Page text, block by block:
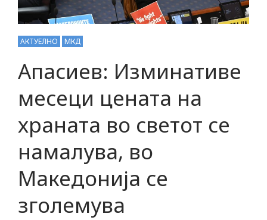
АКТУЕЛНО МКД
Апасиев: Изминативе
месеци цената на
храната во светот се
намалува, во
Македонија се
зголемува